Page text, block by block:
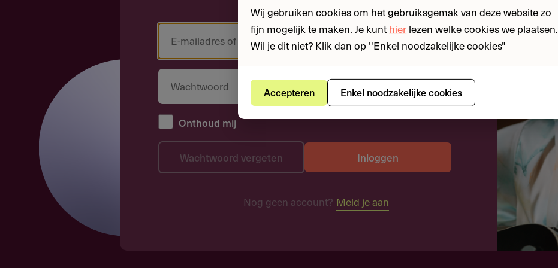
Onthoud mij
Inloggen
Wachtwoord vergeten
Nog geen account? Meld je aan
Wij gebruiken cookies om het gebruiksgemak van deze website zo
fijn mogelijk te maken. Je kunt hier lezen welke cookies we plaatsen.
Wil je dit niet? Klik dan op ''Enkel noodzakelijke cookies"
Accepteren Enkel noodzakelijke cookies